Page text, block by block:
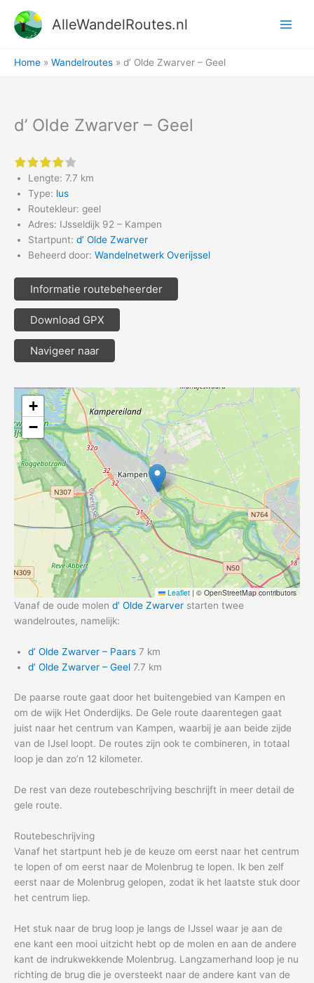
naar
AlleWandelRoutes.nl
Home Wandelroutes d’ Olde Zwarver – Geel
d’ Olde Zwarver – Geel
Lengte: 7.7 km
Type: lus
Routekleur: geel
Adres: IJsseldijk 92 – Kampen
Startpunt: d’ Olde Zwarver
Beheerd door: Wandelnetwerk Overijssel
Informatie routebeheerder
Download GPX
Navigeer naar
+
−
Leaflet | © OpenStreetMap contributors
Vanaf de oude molen d’ Olde Zwarver starten twee
wandelroutes, namelijk:
d’ Olde Zwarver – Paars 7 km
d’ Olde Zwarver – Geel 7.7 km
De paarse route gaat door het buitengebied van Kampen en
om de wijk Het Onderdijks. De Gele route daarentegen gaat
juist naar het centrum van Kampen, waarbij je aan beide zijde
van de IJsel loopt. De routes zijn ook te combineren, in totaal
loop je dan zo’n 12 kilometer.
De rest van deze routebeschrijving beschrijft in meer detail de
gele route.
Routebeschrijving
Vanaf het startpunt heb je de keuze om eerst naar het centrum
te lopen of om eerst naar de Molenbrug te lopen. Ik ben zelf
eerst naar de Molenbrug gelopen, zodat ik het laatste stuk door
het centrum liep.
Het stuk naar de brug loop je langs de IJssel waar je aan de
ene kant een mooi uitzicht hebt op de molen en aan de andere
kant de indrukwekkende Molenbrug. Langzamerhand loop je nu
richting de brug die je oversteekt naar de andere kant van de